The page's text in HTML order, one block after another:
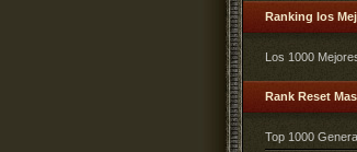
Ranking los
Los 1000
Rank Reset
Top 1000